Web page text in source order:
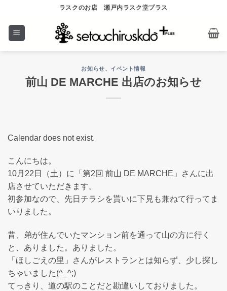
content
ラスクのお店 瀬戸内ラスク堂プラス
お知らせ、 イベント情報
前山 DE MARCHE 出店のお知らせ
Calendar does not exist.
こんにちは。
10月22日（土）に「第2回 前山 DE MARCHE」さんに出
店させていただきます。
初参加なので、先日チラシを貰いに下見も兼ねて行ってま
いりました。
昔、弟が住んでいたマンション前を通って山の方に行く
と、ありました。ありました。
「ほしごえの里」さんがレストランとは知らず、少し探し
ちゃいました(^_^;)
てっきり、道の駅のことだと勘違いしておりました。